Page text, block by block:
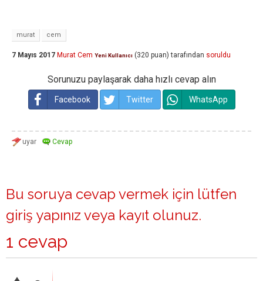
murat cem
7 Mayıs 2017 Murat Cem Yeni Kullanıcı (320 puan) tarafından soruldu
Sorunuzu paylaşarak daha hızlı cevap alın
Facebook Twitter WhatsApp
Bu soruya cevap vermek için lütfen
giriş yapınız veya kayıt olunuz.
1 cevap